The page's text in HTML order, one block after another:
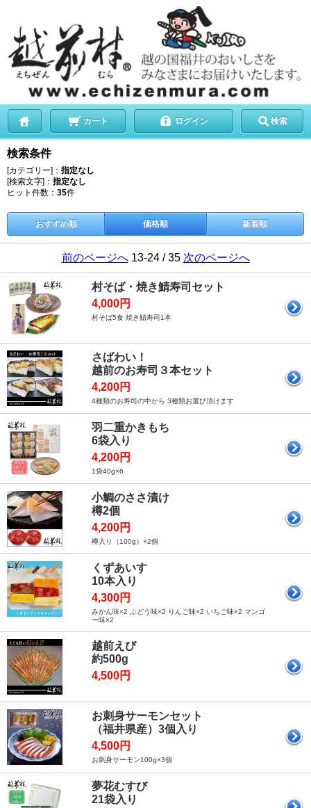
カート ログイン 検索
検索条件
[カテゴリー]： 指定なし
[検索文字]： 指定なし
ヒット件数： 35件
おすすめ順 価格順 新着順
前のページへ13-24 / 35 次のページへ
村そば・焼き鯖寿司セット
4,000円
村そば5食 焼き鯖寿司1本
さばわい！
越前のお寿司３本セット
4,200円
4種類のお寿司の中から 3種類お選び頂けます
羽二重かきもち
6袋入り
4,200円
1袋40g×6
小鯛のささ漬け
樽2個
4,200円
樽入り（100g）×2個
くずあいす
10本入り
4,300円
みかん味×2 ぶどう味×2 りんご味×2 いちご味×2 マンゴ
ー味×2
越前えび
約500g
4,500円
お刺身サーモンセット
（福井県産）3個入り
4,500円
お刺身サーモン100g×3個
夢花むすび
21袋入り